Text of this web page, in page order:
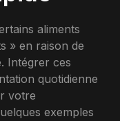
aliments
» en raison de
Intégrer ces
quotidienne
votre
exemples